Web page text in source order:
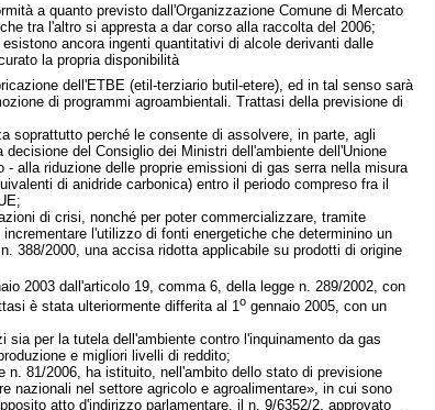
a quanto previsto dall'Organizzazione Comune di Mercato
tra l'altro si appresta a dar corso alla raccolta del 2006;
ancora ingenti quantitativi di alcole derivanti dalle
la propria disponibilità
dell'ETBE (etil-terziario butil-etere), ed in tal senso sarà
di programmi agroambientali. Trattasi della previsione di
soprattutto perché le consente di assolvere, in parte, agli
del Consiglio dei Ministri dell'ambiente dell'Unione
alla riduzione delle proprie emissioni di gas serra nella misura
di anidride carbonica) entro il periodo compreso fra il
di crisi, nonché per poter commercializzare, tramite
l'utilizzo di fonti energetiche che determinino un
388/2000, una accisa ridotta applicabile su prodotti di origine
2003 dall'articolo 19, comma 6, della legge n. 289/2002, con
è stata ulteriormente differita al 1ogennaio 2005, con un
per la tutela dell'ambiente contro l'inquinamento da gas
e migliori livelli di reddito;
81/2006, ha istituito, nell'ambito dello stato di previsione
nazionali nel settore agricolo e agroalimentare», in cui sono
atto d'indirizzo parlamentare, il n. 9/6352/2, approvato